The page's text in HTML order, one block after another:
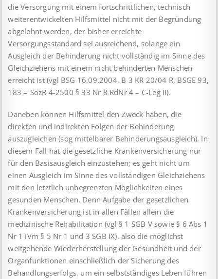
die Versorgung mit einem fortschrittlichen, technisch
weiterentwickelten Hilfsmittel nicht mit der Begründung
abgelehnt werden, der bisher erreichte
Versorgungsstandard sei ausreichend, solange ein
Ausgleich der Behinderung nicht vollständig im Sinne des
Gleichziehens mit einem nicht behinderten Menschen
erreicht ist (vgl BSG 16.09.2004, B 3 KR 20/04 R, BSGE 93,
183 = SozR 4-2500 § 33 Nr 8 RdNr 4 – C-Leg II).
Daneben können Hilfsmittel den Zweck haben, die
direkten und indirekten Folgen der Behinderung
auszugleichen (sog mittelbarer Behinderungsausgleich). In
diesem Fall hat die gesetzliche Krankenversicherung nur
für den Basisausgleich einzustehen; es geht nicht um
einen Ausgleich im Sinne des vollständigen Gleichziehens
mit den letztlich unbegrenzten Möglichkeiten eines
gesunden Menschen. Denn Aufgabe der gesetzlichen
Krankenversicherung ist in allen Fällen allein die
medizinische Rehabilitation (vgl § 1 SGB V sowie § 6 Abs 1
Nr 1 iVm § 5 Nr 1 und 3 SGB IX), also die möglichst
weitgehende Wiederherstellung der Gesundheit und der
Organfunktionen einschließlich der Sicherung des
Behandlungserfolgs, um ein selbstständiges Leben führen